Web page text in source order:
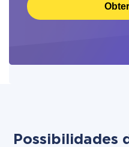
Possibilidades